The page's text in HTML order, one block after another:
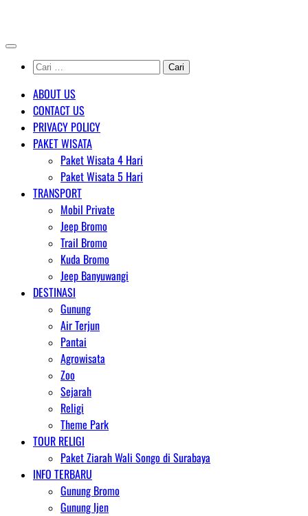
content
Cari
untuk:
ABOUT US
CONTACT US
PRIVACY POLICY
PAKET WISATA
Paket Wisata 4 Hari
Paket Wisata 5 Hari
TRANSPORT
Mobil Private
Jeep Bromo
Trail Bromo
Kuda Bromo
Jeep Banyuwangi
DESTINASI
Gunung
Air Terjun
Pantai
Agrowisata
Zoo
Sejarah
Religi
Theme Park
TOUR RELIGI
Paket Ziarah Wali Songo di Surabaya
INFO TERBARU
Gunung Bromo
Gunung Ijen